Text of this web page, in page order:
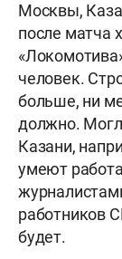
Москвы,
после матча
человек.
больше, ни
должно.
Казани,
умеют
работников
будет.